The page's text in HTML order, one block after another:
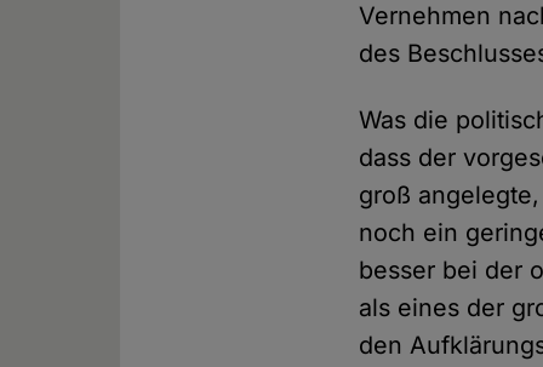
Vernehmen
des
Was die
dass der
groß
noch ein
besser bei der
als eines der
den